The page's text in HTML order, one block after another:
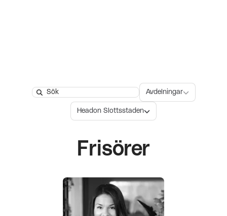
Search
Avdelningar
Avdelningar
Platser
Headon Slottsstaden
Frisörer